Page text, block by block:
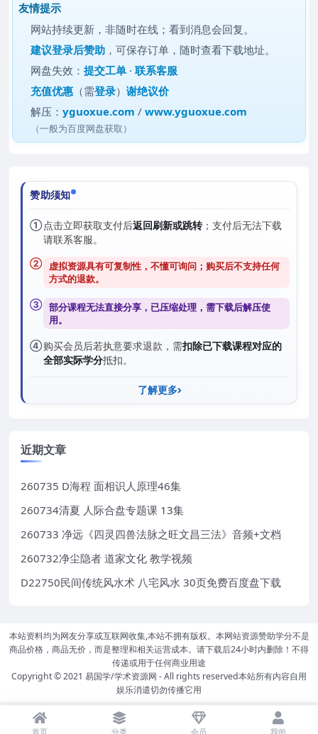
友情提示
网站持续更新，非随时在线；看到消息会回复。
建议登录后赞助 ，可保存订单，随时查看下载地址。
网盘失效：提交工单 ·联系客服
充值优惠 （需登录）谢绝议价
解压：yguoxue.com /www.yguoxue.com
（一般为百度网盘获取）
赞助须知
①点击立即获取支付后返回刷新或跳转；支付后无法下载
请联系客服。
② 虚拟资源具有可复制性，不懂可询问；购买后不支持任何
方式的退款。
③ 部分课程无法直接分享，已压缩处理，需下载后解压使
用。
④购买会员后若执意要求退款，需扣除已下载课程对应的
全部实际学分抵扣。
了解更多
近期文章
260735 D海程 面相识人原理46集
260734清夏 人际合盘专题课 13集
260733 净远《四灵四兽法脉之旺文昌三法》音频+文档
260732净尘隐者 道家文化 教学视频
D22750民间传统风水术 八宅风水 30页免费百度盘下载
本站资料均为网友分享或互联网收集,本站不拥有版权。本网站资源赞助学分不是
商品价格，商品无价，而是整理和相关运营成本。请下载后24小时内删除！不得
传递或用于任何商业用途
Copyright © 2021 易国学/学术资源网 - All rights reserved本站所有内容自用
娱乐消遣切勿传播它用
首页 分类 会员 我的